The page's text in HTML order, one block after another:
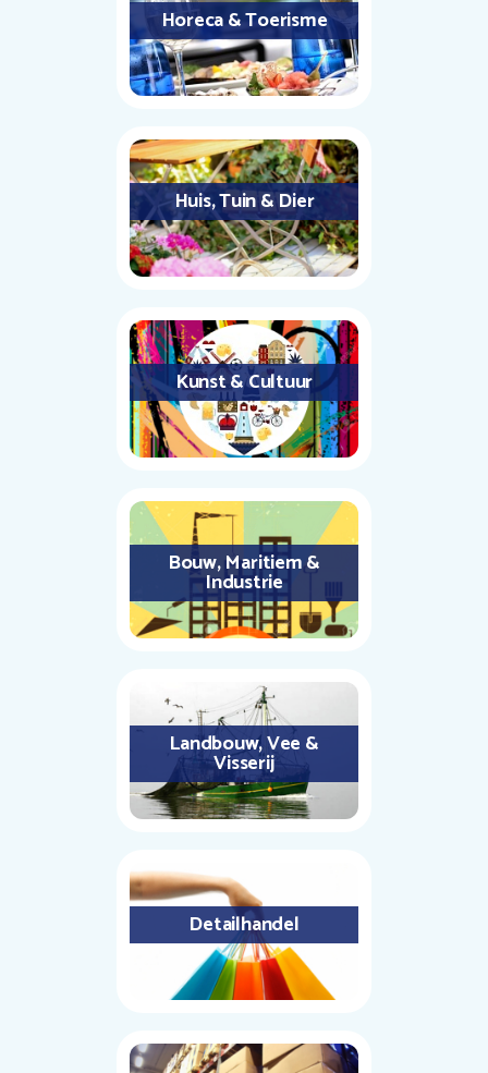
Horeca & Toerisme
Huis, Tuin & Dier
Kunst & Cultuur
Bouw, Maritiem &
Industrie
Landbouw, Vee &
Visserij
Detailhandel